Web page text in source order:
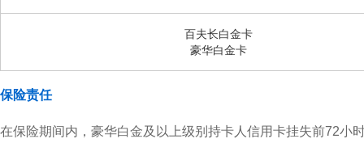
百夫长白金卡
豪华白金卡
保险责任
在保险期间内，豪华白金及以上级别持卡人信用卡挂失前72小